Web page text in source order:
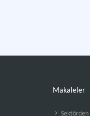
Makaleler